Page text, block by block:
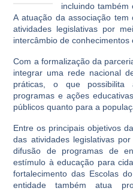
incluindo também
A atuação da associação
atividades legislativas por
intercâmbio de conhecimentos
Com a formalização da
integrar uma rede nacional
práticas, o que possibilita
programas e ações
públicos quanto para a
Entre os principais objetivos
das atividades legislativas
difusão de programas de
estímulo à educação para
fortalecimento das Escolas
entidade também atua